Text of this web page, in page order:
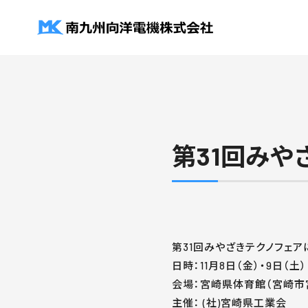
第31回みや
第31回みやざきテクノフェア
日時：11月8日（金）・9日（土）
会場：宮崎県体育館（宮崎
主催： (社)宮崎県工業会